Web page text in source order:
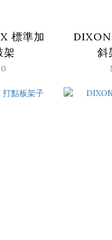
標準加
架
斜